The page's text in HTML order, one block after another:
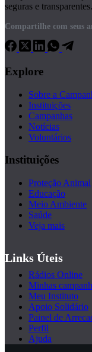
seguras e transparentes.
Compartilhe com seus
Explore
Sobre a
Instituições
Campanhas
Notícias
Voluntários
Instituições
Proteção Animal
Educação
Meio Ambiente
Saúde
Veja mais
Links Úteis
Rádios Online
Minhas
Meu Instituto
Apoio Solidário
Painel de
Perfil
Ajuda